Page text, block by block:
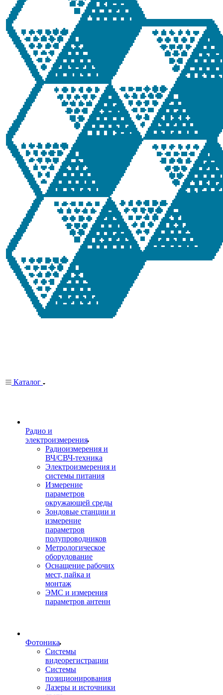
Каталог
Радио и
электроизмерения
Радиоизмерения и
ВЧ/СВЧ-техника
Электроизмерения и
системы питания
Измерение
параметров
окружающей среды
Зондовые станции и
измерение
параметров
полупроводников
Метрологическое
оборудование
Оснащение рабочих
мест, пайка и
монтаж
ЭМС и измерения
параметров антенн
Фотоника
Cистемы
видеорегистрации
Системы
позиционирования
Лазеры и источники